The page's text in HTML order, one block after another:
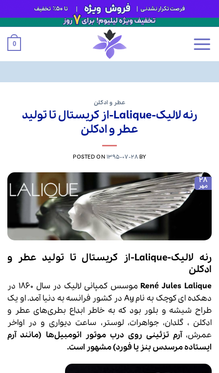
content
0
عطر و ادکلن
رنه لالیک-Lalique-از کریستال تا تولید
عطر و ادکلن
POSTED ON1395-07-28BY
28
مهر
رنه لالیک-Lalique-از کریستال تا تولید عطر و
ادکلن
René Jules Lalique
موسس کمپانی لالیک در سال 1860 در
دهکده ای کوچک به نام Ay در کشور فرانسه به دنیا آمد. او یک
طراح شیشه و بلور بود که به خاطر ابداع بطری‌های عطر و
ادکلن ، گلدان، جواهرات، لوستر، ساعت‌ دیواری و در اواخر
عمرش،آرم تزئینی روی درب موتور اتومبیل‌ها (مانند آرم
ایستاده مرسدس بنز یا فورد) مشهور است.